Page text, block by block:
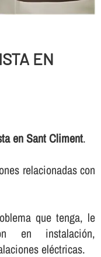
EN
en Sant Climent.
relacionadas con
que tenga, le
en instalación,
eléctricas.